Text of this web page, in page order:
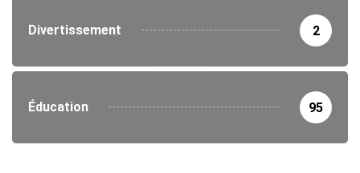
Divertissement 2
Éducation 95